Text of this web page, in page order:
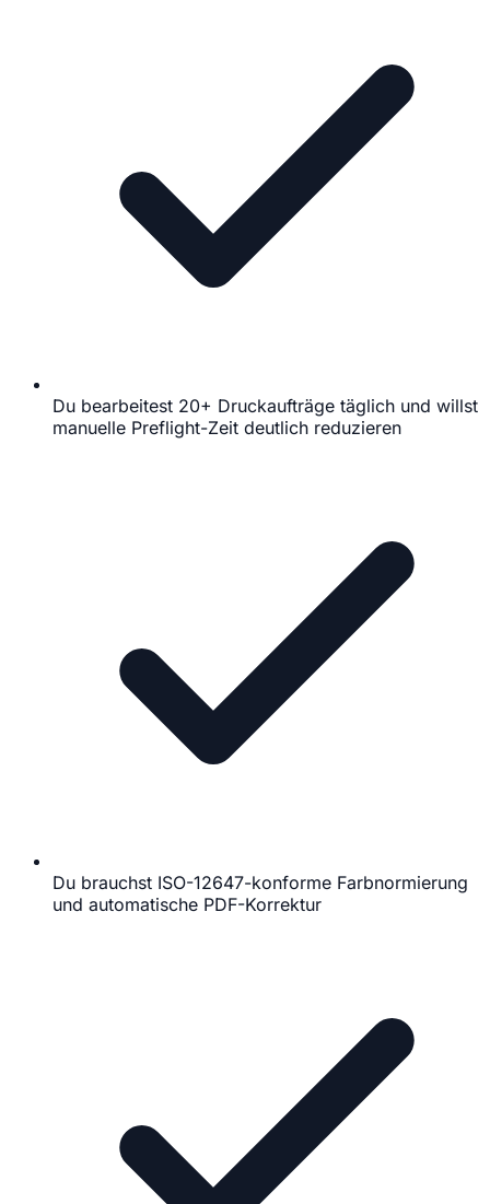
Du bearbeitest 20+ Druckaufträge täglich und willst
manuelle Preflight-Zeit deutlich reduzieren
Du brauchst ISO-12647-konforme Farbnormierung
und automatische PDF-Korrektur